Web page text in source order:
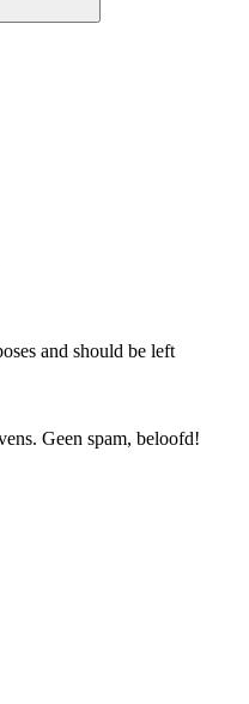
and should be left
Geen spam, beloofd!